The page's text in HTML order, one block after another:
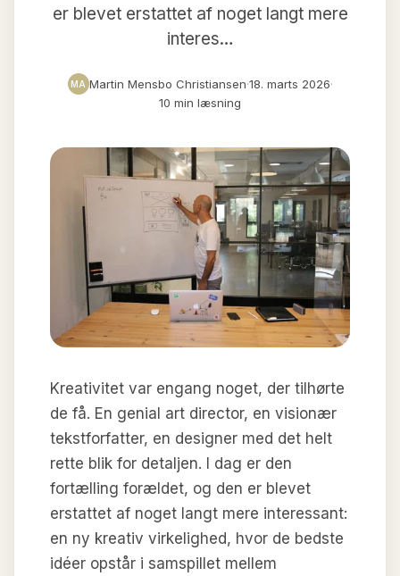
er blevet erstattet af noget langt mere
interes…
MA Martin Mensbo Christiansen·18. marts 2026·
10 min læsning
Kreativitet var engang noget, der tilhørte
de få. En genial art director, en visionær
tekstforfatter, en designer med det helt
rette blik for detaljen. I dag er den
fortælling forældet, og den er blevet
erstattet af noget langt mere interessant:
en ny kreativ virkelighed, hvor de bedste
idéer opstår i samspillet mellem